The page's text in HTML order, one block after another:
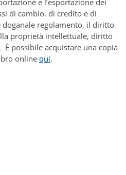
e l’esportazione dei
di cambio, di credito e di
doganale regolamento, il diritto
proprietà intellettuale, diritto
possibile acquistare una copia
online qui.